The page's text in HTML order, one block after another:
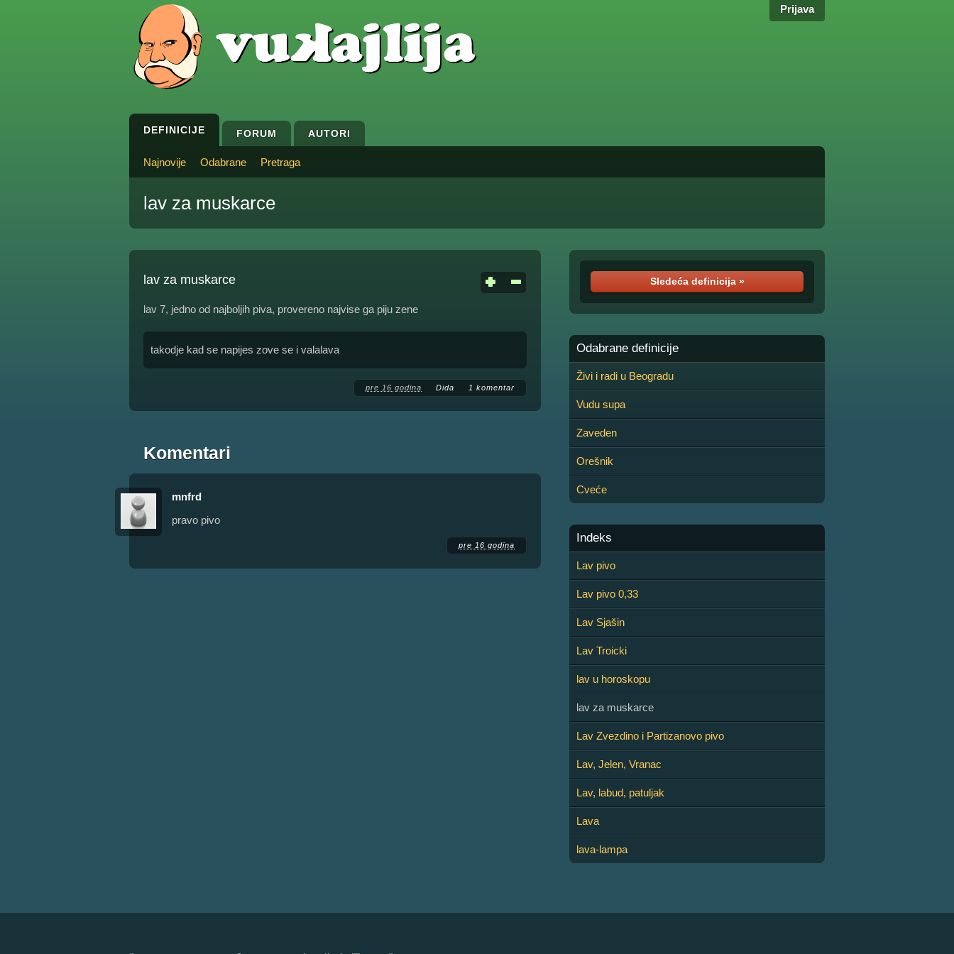
Prijava
DEFINICIJE FORUM AUTORI
Najnovije Odabrane Pretraga
lav za muskarce
lav za muskarce
lav 7, jedno od najboljih piva, provereno najvise ga piju zene
takodje kad se napijes zove se i valalava
pre 16 godina Dida 1 komentar
Komentari
mnfrd
pravo pivo
pre 16 godina
Sledeća definicija »
Odabrane definicije
Živi i radi u Beogradu
Vudu supa
Zaveden
Orešnik
Cveće
Indeks
Lav pivo
Lav pivo 0,33
Lav Sjašin
Lav Troicki
lav u horoskopu
lav za muskarce
Lav Zvezdino i Partizanovo pivo
Lav, Jelen, Vranac
Lav, labud, patuljak
Lava
lava-lampa